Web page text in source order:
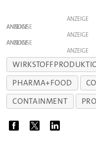
ANZEIGE
ANZEIGE
ANZEIGE
ANZEIGE
ANZEIGE
PHARMA+FOOD
CONTAINMENT